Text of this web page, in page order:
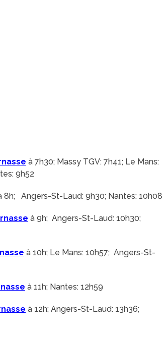
à 7h30; Massy TGV: 7h41; Le Mans:
9h52
8h; Angers-St-Laud: 9h30; Nantes: 10h08
à 9h; Angers-St-Laud: 10h30;
à 10h; Le Mans: 10h57; Angers-St-
à 11h; Nantes: 12h59
à 12h; Angers-St-Laud: 13h36;